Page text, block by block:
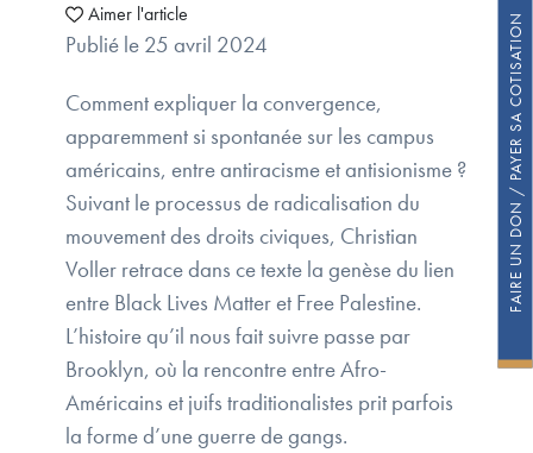
FAIRE UN DON / PAYER SA COTISATION
Aimer l'article
Publié le 25 avril 2024
Comment expliquer la convergence,
apparemment si spontanée sur les campus
américains, entre antiracisme et antisionisme ?
Suivant le processus de radicalisation du
mouvement des droits civiques, Christian
Voller retrace dans ce texte la genèse du lien
entre Black Lives Matter et Free Palestine.
L’histoire qu’il nous fait suivre passe par
Brooklyn, où la rencontre entre Afro-
Américains et juifs traditionalistes prit parfois
la forme d’une guerre de gangs.